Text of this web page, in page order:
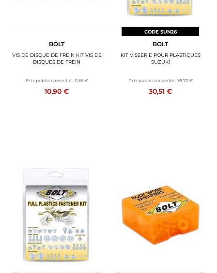
BOLT
VIS DE DISQUE DE FREIN KIT VIS DE
DISQUES DE FREIN
Prix public conseillé : 11,56 €
10,90 €
CODE SUN26
BOLT
KIT VISSERIE POUR PLASTIQUES
SUZUKI
Prix public conseillé : 35,70 €
30,51 €